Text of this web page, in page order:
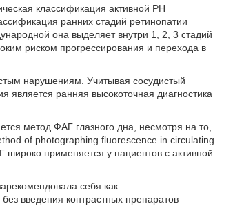
классификация активной РН
ранних стадий ретинопатии
она выделяет внутри 1, 2, 3 стадий
риском прогрессирования и перехода в
нарушениям. Учитывая сосудистый
является ранняя высокоточная диагностика
метод ФАГ глазного дна, несмотря на то,
of photographing fluorescence in circulating
применяется у пациентов с активной
себя как
введения контрастных препаратов